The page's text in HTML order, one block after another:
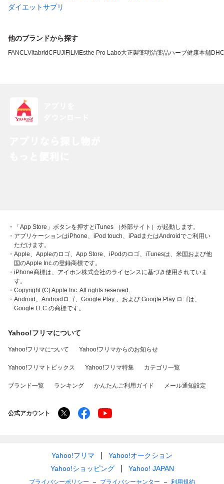
ダイエットサプリ
他のブランドから探す
FANCLVitabridC FUJIFILM Esthe Pro Labo大正製薬明治薬品ハーブ健康本舗DHC
・「App Store」ボタンを押すとiTunes （外部サイト）が起動します。
・アプリケーションはiPhone、iPod touch、iPadまたはAndroidでご利用い
ただけます。
・Apple、Appleのロゴ、App Store、iPodのロゴ、iTunesは、米国および他
国のApple Inc.の登録商標です。
・iPhone商標は、アイホン株式会社のライセンスに基づき使用されていま
す。
・Copyright (C) Apple Inc. All rights reserved.
・Android、Androidロゴ、Google Play 、および Google Play ロゴは、
Google LLC の商標です。
Yahoo!フリマについて
Yahoo!フリマについて Yahoo!フリマからのお知らせ
Yahoo!フリマトピックス Yahoo!フリマ特集 カテゴリ一覧
ブランド一覧 ランキング かんたんご利用ガイド メール通知設定
公式アカウント
Yahoo!フリマ
Yahoo!オークション
Yahoo!ショッピング
Yahoo! JAPAN
プライバシーポリシー プライバシーセンター 利用規約